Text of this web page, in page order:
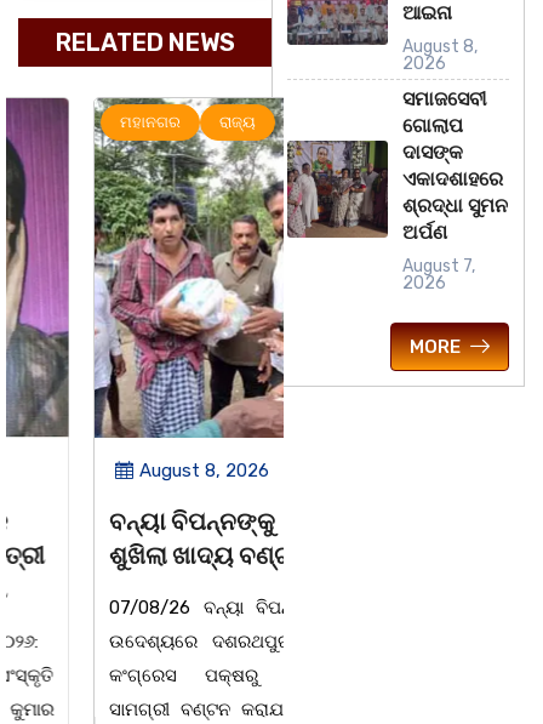
RELATED NEWS
ମହାନଗର ରାଜ୍ୟ
August 8, 2026
ବନ୍ୟା ବିପନ୍ନଙ୍କୁ
ଶୁଖିଲା ଖାଦ୍ୟ ବଣ୍ଟନ
07/08/26 ବନ୍ୟା ବିପନ୍ନଙ୍କ
ଉଦେଶ୍ୟରେ ଦଶରଥପୁର ଯୁବ
କଂଗ୍ରେସ ପକ୍ଷରୁ ରିଲିଫ
ସାମଗ୍ରୀ ବଣ୍ଟନ କରାଯାଇଥିବା
ଆଇନା
August 8,
2026
ସମାଜସେବୀ
ଗୋଲାପ
ଦାସଙ୍କ
ଏକାଦଶାହରେ
ଶ୍ରଦ୍ଧା ସୁମନ
ଅର୍ପଣ
August 7,
2026
MORE